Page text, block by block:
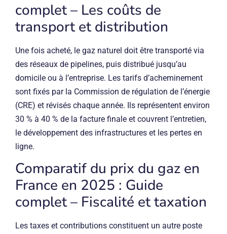
complet – Les coûts de
transport et distribution
Une fois acheté, le gaz naturel doit être transporté via
des réseaux de pipelines, puis distribué jusqu’au
domicile ou à l’entreprise. Les tarifs d’acheminement
sont fixés par la Commission de régulation de l’énergie
(CRE) et révisés chaque année. Ils représentent environ
30 % à 40 % de la facture finale et couvrent l’entretien,
le développement des infrastructures et les pertes en
ligne.
Comparatif du prix du gaz en
France en 2025 : Guide
complet – Fiscalité et taxation
Les taxes et contributions constituent un autre poste